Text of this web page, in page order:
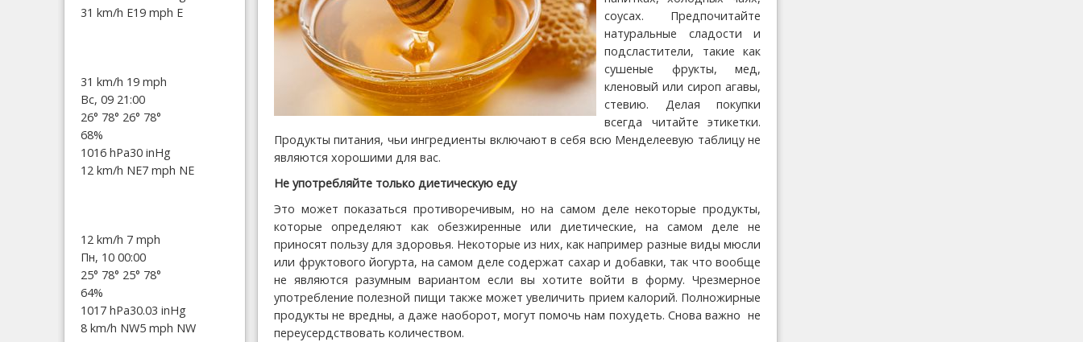
соусах. Предпочитайте
натуральные сладости и
подсластители, такие как
сушеные фрукты, мед,
кленовый или сироп агавы,
стевию. Делая покупки
всегда читайте этикетки.
Продукты питания, чьи ингредиенты включают в себя всю Менделеевую таблицу не
являются хорошими для вас.
Не употребляйте только диетическую еду
Это может показаться противоречивым, но на самом деле некоторые продукты,
которые определяют как обезжиренные или диетические, на самом деле не
приносят пользу для здоровья. Некоторые из них, как например разные виды мюсли
или фруктового йогурта, на самом деле содержат сахар и добавки, так что вообще
не являются разумным вариантом если вы хотите войти в форму. Чрезмерное
употребление полезной пищи также может увеличить прием калорий. Полножирные
продукты не вредны, а даже наоборот, могут помочь нам похудеть. Снова важно не
переусердствовать количеством.
31 km/h E19 mph E
31 km/h 19 mph
Вс, 09 21:00
26° 78° 26° 78°
68%
1016 hPa30 inHg
12 km/h NE7 mph NE
12 km/h 7 mph
Пн, 10 00:00
25° 78° 25° 78°
64%
1017 hPa30.03 inHg
8 km/h NW5 mph NW